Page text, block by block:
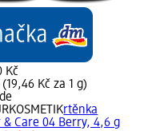
Kč
Kč za 1 g)
rtěnka
& Care 04 Berry, 4,6 g